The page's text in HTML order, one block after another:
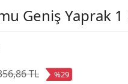
Geniş Yaprak
TL %29